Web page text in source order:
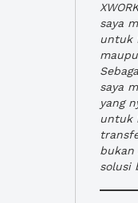
saya
untuk
saya
yang
untuk
bukan
solusi